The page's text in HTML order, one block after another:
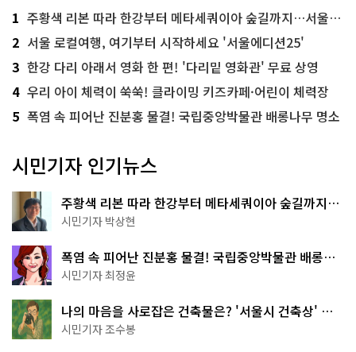
1 주황색 리본 따라 한강부터 메타세쿼이아 숲길까지…서울둘레길 15코스
2 서울 로컬여행, 여기부터 시작하세요 '서울에디션25'
3 한강 다리 아래서 영화 한 편! '다리밑 영화관' 무료 상영
4 우리 아이 체력이 쑥쑥! 클라이밍 키즈카페·어린이 체력장
5 폭염 속 피어난 진분홍 물결! 국립중앙박물관 배롱나무 명소
시민기자 인기뉴스
주황색 리본 따라 한강부터 메타세쿼이아 숲길까지…
서울둘레길 15코스
시민기자 박상현
폭염 속 피어난 진분홍 물결! 국립중앙박물관 배롱나
무 명소
시민기자 최정윤
나의 마음을 사로잡은 건축물은? '서울시 건축상' 수
상작 공개!
시민기자 조수봉